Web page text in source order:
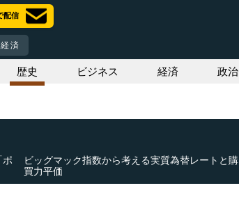
配信
済
歴史 ビジネス 経済 政治
ポ
ビッグマック指数から考える実質為替レートと購
買力平価